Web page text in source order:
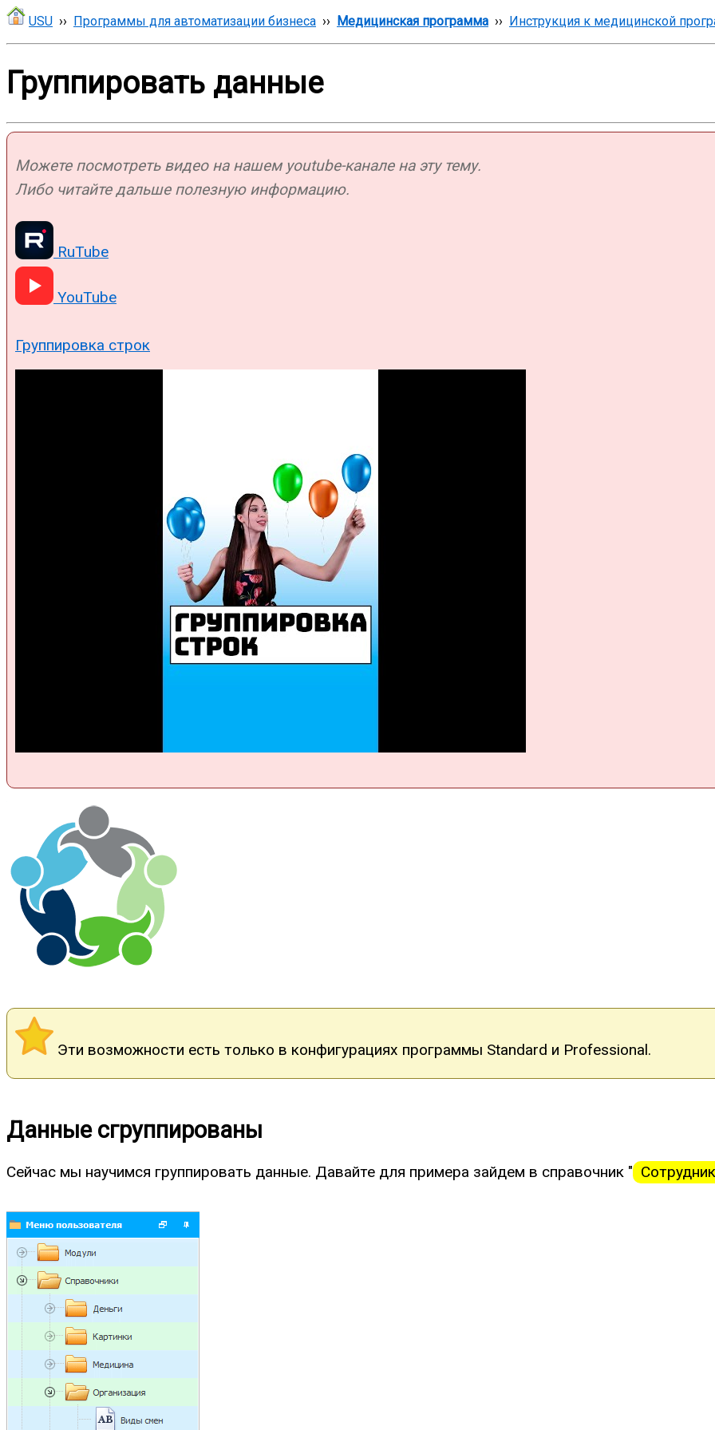
USU ›› Программы для автоматизации бизнеса ›› Медицинская программа ›› Инструкция к медицинской
Группировать данные
Можете посмотреть видео на нашем youtube-канале на эту тему.
Либо читайте дальше полезную информацию.
RuTube
YouTube
Группировка строк
Эти возможности есть только в конфигурациях программы Standard и Professional.
Данные сгруппированы
Сейчас мы научимся группировать данные. Давайте для примера зайдем в справочник "